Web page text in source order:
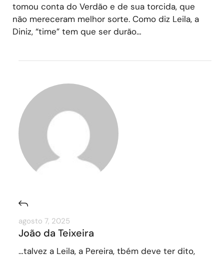
tomou conta do Verdão e de sua torcida, que
não mereceram melhor sorte. Como diz Leila, a
Diniz, “time” tem que ser durão…
agosto 7, 2025
João da Teixeira
…talvez a Leila, a Pereira, tbém deve ter dito,